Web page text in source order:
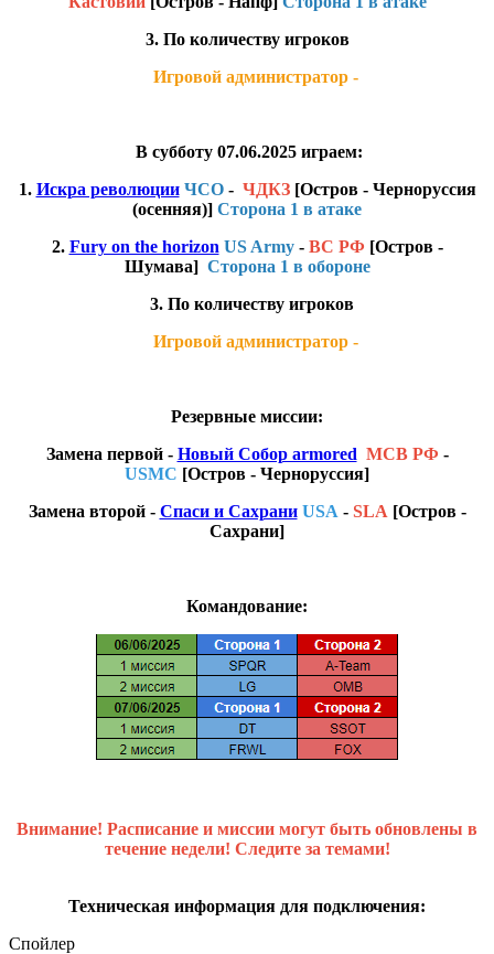
3. По количеству игроков
Игровой администратор -
В субботу 07.06.2025 играем:
1. Искра революции ЧСО- ЧДКЗ [Остров - Черноруссия
(осенняя)] Сторона 1 в атаке
2. Fury on the horizon US Army- ВС РФ [Остров -
Шумава] Сторона 1 в обороне
3. По количеству игроков
Игровой администратор -
Резервные миссии:
Замена первой - Новый Собор armored МСВ РФ -
USMC [Остров - Черноруссия]
Замена второй - Спаси и Сахрани USA - SLA [Остров -
Сахрани]
Командование:
Внимание! Расписание и миссии могут быть обновлены в
течение недели! Следите за темами!
Техническая информация для подключения:
Спойлер